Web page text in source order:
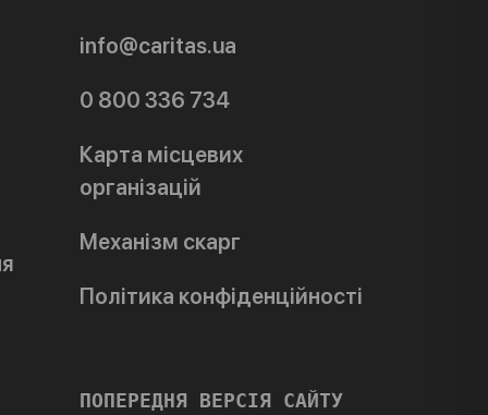
info@caritas.ua
0 800 336 734
Карта місцевих
організацій
Механізм скарг
Політика конфіденційності
ПОПЕРЕДНЯ ВЕРСІЯ САЙТУ